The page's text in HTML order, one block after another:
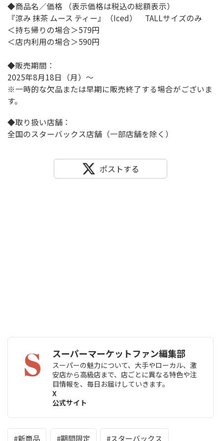
◆商品名／価格 （表示価格は税込の総額表示）
『涼み 抹茶 ムース ティー』（Iced） TALLサイズのみ
＜持ち帰りの場合＞579円
＜店内利用の場合＞590円
◆販売期間：
2025年8月18日（月）～
※一時的な欠品または早期に販売終了する場合がございま
す。
◆取り扱い店舗：
全国のスターバックス店舗（一部店舗を除く）
ポストする
スーパーマーケットファン編集部
スーパーの魅力について、大手やローカル、激
安店から高級店まで、店ごとに異なる特色や注
目情報を、毎日お届けしていきます。
X
公式サイト
新商品 期間限定 スターバックス